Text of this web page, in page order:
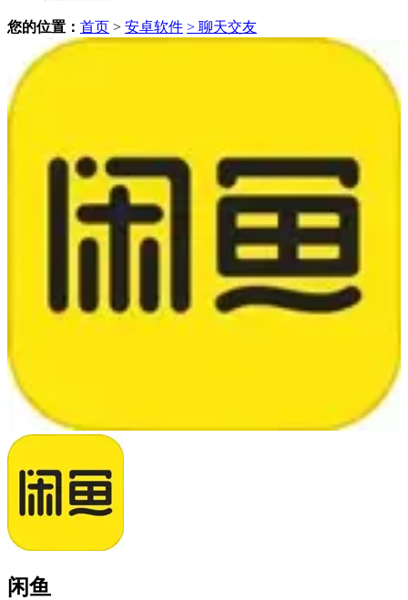
您的位置： 首页 > 安卓软件 > 聊天交友
闲鱼